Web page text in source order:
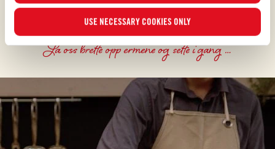
USE NECESSARY COOKIES ONLY
selv. Men hva skal du lage? I vårt store og varierte utvalg av oppskrifter
finner du inspirasjon for alle dagens måltider.
La oss brette opp ermene og sette i gang …